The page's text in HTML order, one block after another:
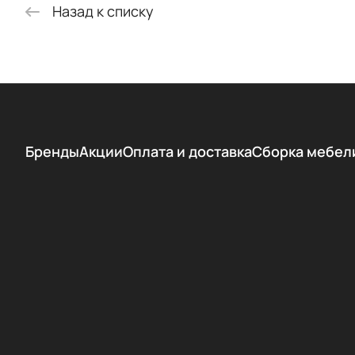
Назад к списку
БрендыАкцииОплата и доставкаСборка